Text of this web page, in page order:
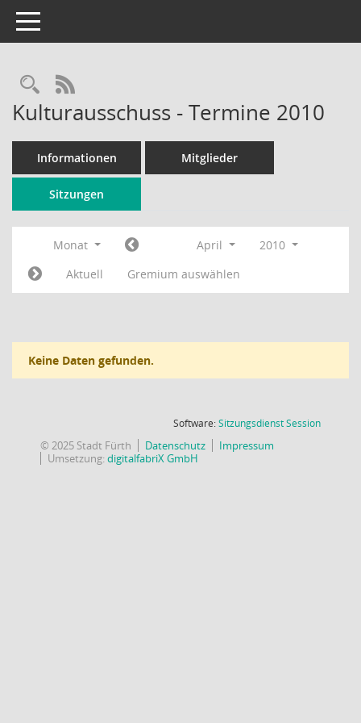
Toggle navigation
Rechercheauswahl
RSS-Feed
Kulturausschuss - Termine 2010
Informationen Mitglieder
Sitzungen
Monat April
2010
Aktuell
Gremium auswählen
Keine Daten gefunden.
Software:SitzungsdienstSession(Wird in
© 2025 Stadt Fürth Datenschutz
Impressum
Umsetzung:digitalfabriX GmbH